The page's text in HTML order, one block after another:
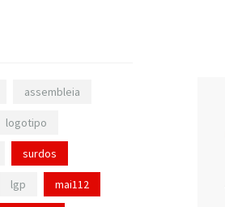
assembleia
logotipo
surdos
lgp mai112